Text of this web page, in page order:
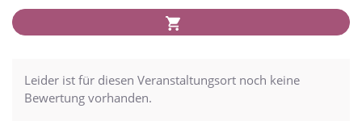
Leider ist für diesen Veranstaltungsort noch keine
Bewertung vorhanden.